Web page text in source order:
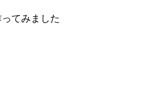
てみました